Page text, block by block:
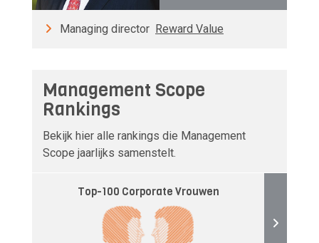
Managing director Reward Value
Management Scope
Rankings
Bekijk hier alle rankings die Management
Scope jaarlijks samenstelt.
Top-100 Corporate Vrouwen